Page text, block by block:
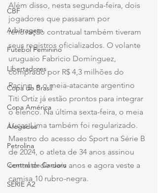
CBF
Arbitragem
Futebol Feminino
Libertadores
Copa do Brasil
Copa América
Afogados
Petrolina
Central de Caruaru
SÉRIE A2
Além disso, nesta segunda-feira, dois
jogadores que passaram por
renovação contratual também tiveram
seus registros oficializados. O volante
uruguaio Fabricio Domínguez,
comprado por R$ 4,3 milhões do
Racing, e o meia-atacante argentino
Titi Ortíz já estão prontos para integrar
o elenco. Na última sexta-feira, o meia
Lucas Lima também foi regularizado.
Maestro do acesso do Sport na Série B
de 2024, o atleta de 34 anos assinou
contrato de dois anos e agora veste a
camisa 10 rubro-negra.